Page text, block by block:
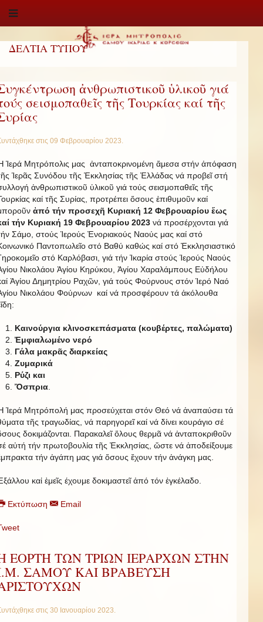
ΔΕΛΤΙΑ ΤΥΠΟΥ
ἀνθρωπιστικοῦ ὑλικοῦ γιά
σεισμοπαθεῖς τῆς Τουρκίας καί τῆς
στις 09 Φεβρουαρίου 2023.
Ἱερά Μητρόπολις μας ἀνταποκρινομένη ἄμεσα στήν ἀπόφαση
Ἱερᾶς Συνόδου τῆς Ἐκκλησίας τῆς Ἑλλάδας νά προβεῖ στή
ἀνθρωπιστικοῦ ὑλικοῦ γιά τούς σεισμοπαθεῖς τῆς
καί τῆς Συρίας, προτρέπει ὅσους ἐπιθυμοῦν καί
ἀπό τήν προσεχῆ Κυριακή 12 Φεβρουαρίου ἕως
τήν Κυριακή 19 Φεβρουαρίου 2023 νά προσέρχονται γιά
Σάμο, στούς Ἱερούς Ἐνοριακούς Ναούς μας καί στό
Παντοπωλεῖο στό Βαθύ καθώς καί στό Ἐκκλησιαστικό
στό Καρλόβασι, γιά τήν Ἰκαρία στούς Ἱερούς Ναούς
Νικολάου Ἁγίου Κηρύκου, Ἁγίου Χαραλάμπους Εὐδήλου
Ἁγίου Δημητρίου Ραχῶν, γιά τούς Φούρνους στόν Ἱερό Ναό
Νικολάου Φούρνων καί νά προσφέρουν τά ἀκόλουθα
Καινούργια κλινοσκεπάσματα (κουβέρτες, παλώματα)
Ἐμφιαλωμένο νερό
Γάλα μακρᾶς διαρκείας
Ζυμαρικά
Ρύζι και
Ὄσπρια
Ἱερά Μητρόπολή μας προσεύχεται στόν Θεό νά ἀναπαύσει τά
τῆς τραγωδίας, νά παρηγορεῖ καί νά δίνει κουράγιο σέ
δοκιμάζονται. Παρακαλεῖ ὅλους θερμᾶ νά ἀνταποκριθοῦν
αὐτή τήν πρωτοβουλία τῆς Ἐκκλησίας, ὥστε νά ἀποδείξουμε
τήν ἀγάπη μας γιά ὅσους ἔχουν τήν ἀνάγκη μας.
καἰ ἐμεῖς έχουμε δοκιμαστεῖ ἀπό τόν ἐγκέλαδο.
Εκτύπωση Email
ΕΟΡΤΗ ΤΩΝ ΤΡΙΩΝ ΙΕΡΑΡΧΩΝ ΣΤΗΝ
ΣΑΜΟΥ ΚΑΙ ΒΡΑΒΕΥΣΗ
στις 30 Ιανουαρίου 2023.